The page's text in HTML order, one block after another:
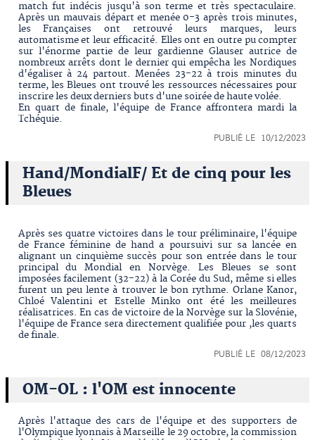
match fut indécis jusqu'à son terme et très spectaculaire.
Après un mauvais départ et menée 0-3 après trois minutes,
les Françaises ont retrouvé leurs marques, leurs
automatisme et leur efficacité. Elles ont en outre pu compter
sur l'énorme partie de leur gardienne Glauser autrice de
nombreux arrêts dont le dernier qui empêcha les Nordiques
d'égaliser à 24 partout. Menées 23-22 à trois minutes du
terme, les Bleues ont trouvé les ressources nécessaires pour
inscrire les deux derniers buts d'une soirée de haute volée.
En quart de finale, l'équipe de France affrontera mardi la
Tchéquie.
PUBLIÉ LE 10/12/2023
Hand/MondialF/ Et de cinq pour les
Bleues
Après ses quatre victoires dans le tour préliminaire, l'équipe
de France féminine de hand a poursuivi sur sa lancée en
alignant un cinquième succès pour son entrée dans le tour
principal du Mondial en Norvège. Les Bleues se sont
imposées facilement (32-22) à la Corée du Sud, même si elles
furent un peu lente à trouver le bon rythme. Orlane Kanor,
Chloé Valentini et Estelle Minko ont été les meilleures
réalisatrices. En cas de victoire de la Norvège sur la Slovénie,
l'équipe de France sera directement qualifiée pour ,les quarts
de finale.
PUBLIÉ LE 08/12/2023
OM-OL : l'OM est innocente
Après l'attaque des cars de l'équipe et des supporters de
l'Olympique lyonnais à Marseille le 29 octobre, la commission